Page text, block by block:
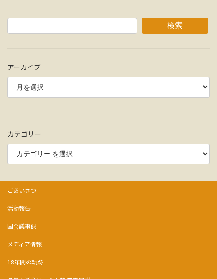
検索
アーカイブ
カテゴリー
ごあいさつ
活動報告
国会議事録
メディア情報
18年間の軌跡